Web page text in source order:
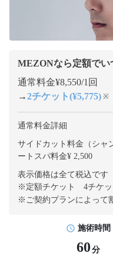
MEZONなら定額でい
通常料金¥8,550/1回
→2チケット(¥5,775) ※
通常料金詳細
サイドカット料金（シャ
ートスパ料金¥ 2,500
表示価格は全て税込です
※定額チケット 4チケッ
※ご契約プランによって
施術時間
60 分